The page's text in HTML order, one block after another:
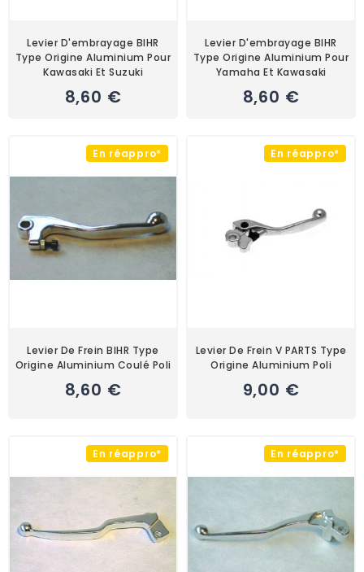
Levier D'embrayage BIHR
Type Origine Aluminium Pour
Kawasaki Et Suzuki
8,60 €
Levier D'embrayage BIHR
Type Origine Aluminium Pour
Yamaha Et Kawasaki
8,60 €
En réappro*
Levier De Frein BIHR Type
Origine Aluminium Coulé Poli
8,60 €
En réappro*
Levier De Frein V PARTS Type
Origine Aluminium Poli
9,00 €
En réappro* En réappro*